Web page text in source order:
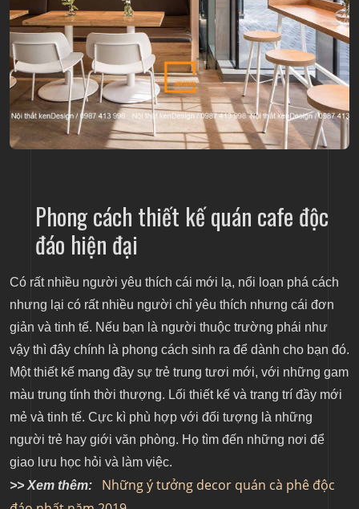
Phong cách thiết kế quán cafe độc
đáo hiện đại
Có rất nhiều người yêu thích cái mới lạ, nổi loạn phá cách
nhưng lại có rất nhiều người chỉ yêu thích nhưng cái đơn
giản và tinh tế. Nếu bạn là người thuộc trường phái như
vậy thì đây chính là phong cách sinh ra để dành cho bạn đó.
Một thiết kế mang đầy sự trẻ trung tươi mới, với những gam
màu trung tính thời thượng. Lối thiết kế và trang trí đầy mới
mẻ và tinh tế. Cực kì phù hợp với đối tượng là những
người trẻ hay giới văn phòng. Họ tìm đến những nơi để
giao lưu học hỏi và làm việc.
>> Xem thêm: Những ý tưởng decor quán cà phê độc